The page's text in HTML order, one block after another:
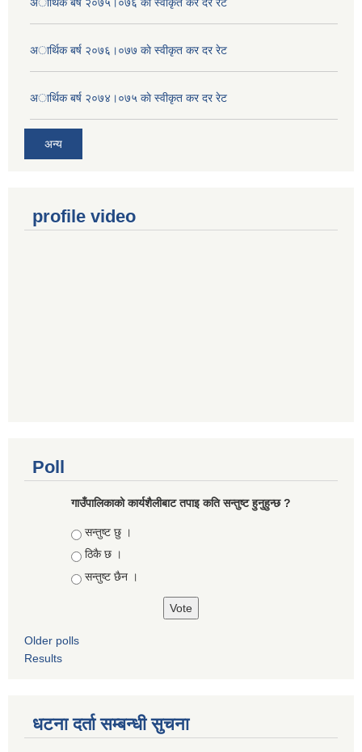
अार्थिक बर्ष २०७५।०७६ काे स्वीकृत कर दर रेट
अार्थिक बर्ष २०७६।०७७ काे स्वीकृत कर दर रेट
अार्थिक बर्ष २०७४।०७५ काे स्वीकृत कर दर रेट
अन्य
profile video
Poll
गाउँपालिकाको कार्यशैलीबाट तपाइ कति सन्तुष्ट हुनुहुन्छ ?
Choices
सन्तुष्ट छु ।
ठिकै छ ।
सन्तुष्ट छैन ।
Older polls
Results
धटना दर्ता सम्बन्धी सुचना